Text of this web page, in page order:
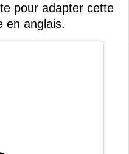
pour adapter cette
en anglais.